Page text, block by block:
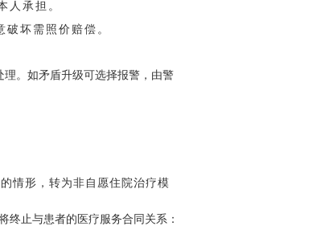
人承担。
破坏需照价赔偿。
理。如矛盾升级可选择报警，由警
情形，转为非自愿住院治疗模
终止与患者的医疗服务合同关系：